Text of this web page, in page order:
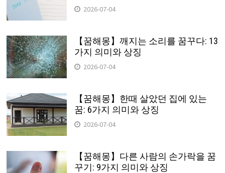
2026-07-04
【꿈해몽】깨지는 소리를 꿈꾸다: 13
가지 의미와 상징
2026-07-04
【꿈해몽】한때 살았던 집에 있는
꿈: 6가지 의미와 상징
2026-07-04
【꿈해몽】다른 사람의 손가락을 꿈
꾸기: 9가지 의미와 상징